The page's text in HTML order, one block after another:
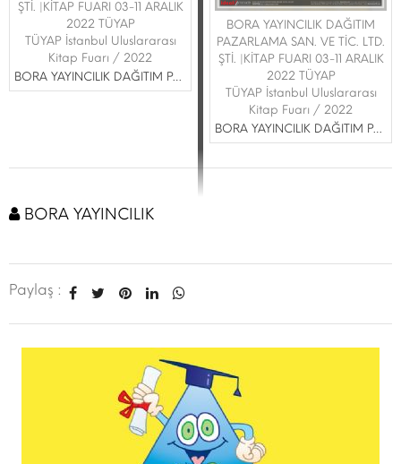
ŞTİ. |KİTAP FUARI 03-11 ARALIK
2022 TÜYAP
TÜYAP İstanbul Uluslararası
Kitap Fuarı / 2022
BORA YAYINCILIK DAĞITIM PAZARLAMA SAN. VE TİC. LTD. ŞTİ.
BORA YAYINCILIK DAĞITIM
PAZARLAMA SAN. VE TİC. LTD.
ŞTİ. |KİTAP FUARI 03-11 ARALIK
2022 TÜYAP
TÜYAP İstanbul Uluslararası
Kitap Fuarı / 2022
BORA YAYINCILIK DAĞITIM PAZARLAMA SAN. VE TİC. LTD. ŞTİ.
BORA YAYINCILIK
Paylaş :